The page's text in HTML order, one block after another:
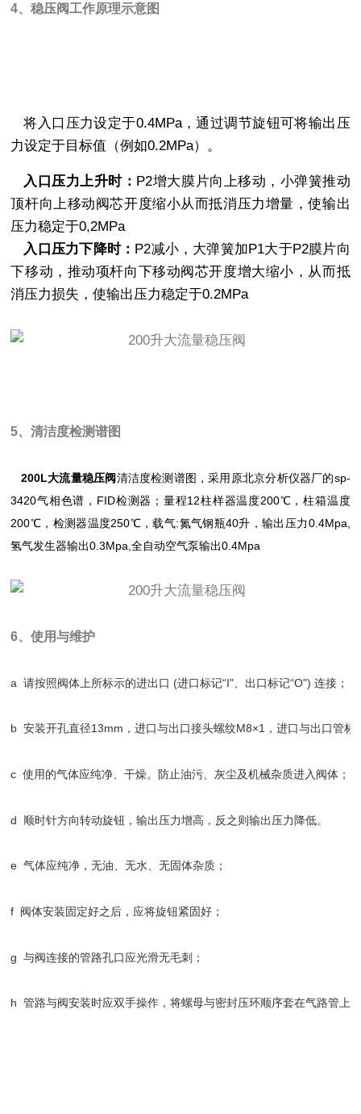
4、稳压阀工作原理示意图
将入口压力设定于0.4MPa，通过调节旋钮可将输出压
力设定于目标值（例如0.2MPa）。
入口压力上升时： P2增大膜片向上移动，小弹簧推动
顶杆向上移动阀芯开度缩小从而抵消压力增量，使输出
压力稳定于0,2MPa
入口压力下降时： P2减小，大弹簧加P1大于P2膜片向
下移动，推动项杆向下移动阀芯开度增大缩小，从而抵
消压力损失，使输出压力稳定于0.2MPa
5、清洁度检测谱图
200L大流量稳压阀清洁度检测谱图，采用原北京分析仪器厂的sp-
3420气相色谱，FID检测器；量程12柱样器温度200℃，柱箱温度
200℃，检测器温度250℃，载气:氮气钢瓶40升，输出压力0.4Mpa,
氢气发生器输出0.3Mpa,全自动空气泵输出0.4Mpa
6、使用与维护
a  请按照阀体上所标示的进出口 (进口标记“I"、出口标记“O") 连接；
b  安装开孔直径13mm，进口与出口接头螺纹M8×1，进口与出口管
c  使用的气体应纯净、干燥。防止油污、灰尘及机械杂质进入阀体；
d  顺时针方向转动旋钮，输出压力增高，反之则输出压力降低。
e  气体应纯净，无油、无水、无固体杂质；
f  阀体安装固定好之后，应将旋钮紧固好；
g  与阀连接的管路孔口应光滑无毛刺；
h  管路与阀安装时应双手操作，将螺母与密封压环顺序套在气路管上